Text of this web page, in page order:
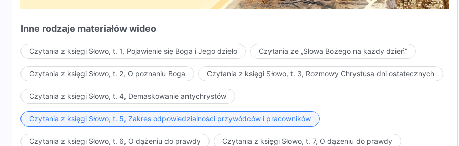
Inne rodzaje materiałów wideo
Czytania z księgi Słowo, t. 1, Pojawienie się Boga i Jego dzieło Czytania ze „Słowa Bożego na każdy dzień”
Czytania z księgi Słowo, t. 2, O poznaniu Boga Czytania z księgi Słowo, t. 3, Rozmowy Chrystusa dni ostatecznych
Czytania z księgi Słowo, t. 4, Demaskowanie antychrystów
Czytania z księgi Słowo, t. 5, Zakres odpowiedzialności przywódców i pracowników
Czytania z księgi Słowo, t. 6, O dążeniu do prawdy Czytania z księgi Słowo, t. 7, O dążeniu do prawdy